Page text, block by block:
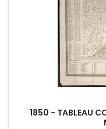
1850 - TABLEAU